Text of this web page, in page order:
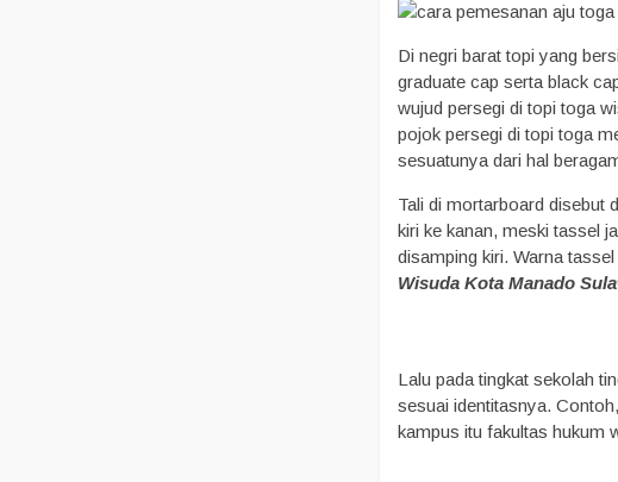
Di negri barat topi yang
graduate cap serta black
wujud persegi di topi toga
pojok persegi di topi toga
sesuatunya dari hal
Tali di mortarboard disebut
kiri ke kanan, meski tassel
disamping kiri. Warna
Wisuda Kota Manado
Lalu pada tingkat sekolah
sesuai identitasnya.
kampus itu fakultas hukum